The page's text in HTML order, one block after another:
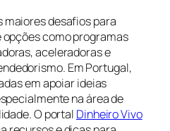
maiores desafios para
opções como programas
aceleradoras e
Em Portugal,
em apoiar ideias
na área de
O portal Dinheiro Vivo